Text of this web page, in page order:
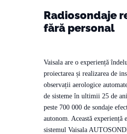
Radiosondaje
fără personal
Vaisala are o experiență
proiectarea și realizarea de
observații aerologice
de sisteme în ultimii 25 de
peste 700 000 de sondaje
autonom. Această experiență
sistemul Vaisala